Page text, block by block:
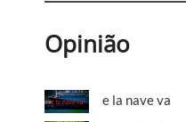
Opinião
e la nave va